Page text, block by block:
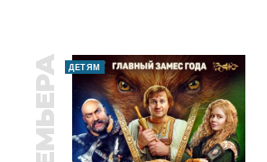
ПРЕМЬЕРА ДЕТЯМ